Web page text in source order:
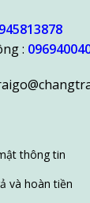
:
thông tin
và hoàn tiền